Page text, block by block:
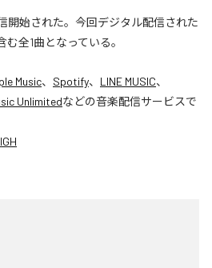
信開始された。今回デジタル配信された
む全1曲となっている。
Music、 Spotify、 LINE MUSIC、
Unlimitedなどの音楽配信サービスで